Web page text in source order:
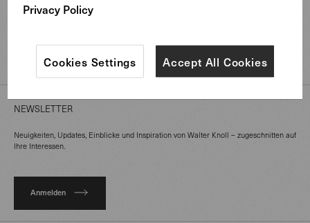
MAGAZIN
NEWSLETTER
Neuigkeiten, Updates, Einblicke und Inspiration von Walter Knoll – zugeschnitten auf
Ihre Interessen.
Anmelden
Privacy Policy
Accept All Cookies
Cookies Settings